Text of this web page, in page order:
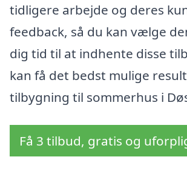
tidligere arbejde og deres
feedback, så du kan vælge
dig tid til at indhente disse
kan få det bedst mulige
tilbygning til sommerhus i
Få 3 tilbud, gratis og